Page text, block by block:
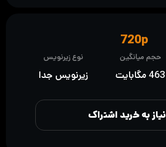
نیاز به خرید اشتراک
حجم میانگین
463 مگابایت
نوع زیرنویس
زیرنویس جدا
720p